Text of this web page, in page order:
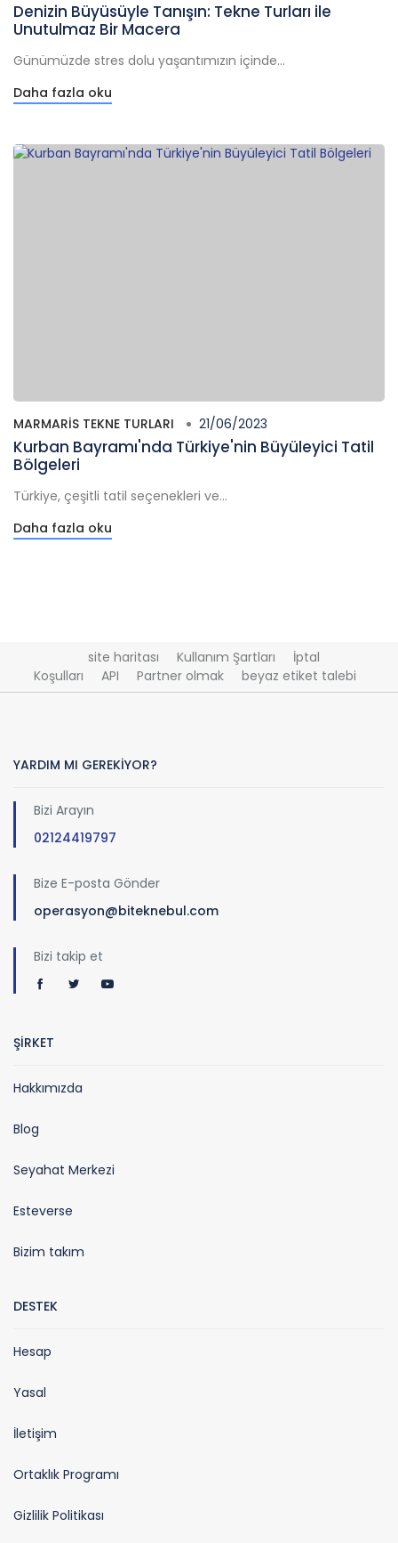
Denizin Büyüsüyle Tanışın: Tekne Turları ile
Unutulmaz Bir Macera
Günümüzde stres dolu yaşantımızın içinde...
Daha fazla oku
MARMARIS TEKNE TURLARI 21/06/2023
Kurban Bayramı'nda Türkiye'nin Büyüleyici Tatil
Bölgeleri
Türkiye, çeşitli tatil seçenekleri ve...
Daha fazla oku
site haritası Kullanım Şartları
İptal
Koşulları
API Partner olmak beyaz etiket talebi
YARDIM MI GEREKİYOR?
Bizi Arayın
02124419797
Bize E-posta Gönder
operasyon@biteknebul.com
Bizi takip et
ŞİRKET
Hakkımızda
Blog
Seyahat Merkezi
Esteverse
Bizim takım
DESTEK
Hesap
Yasal
İletişim
Ortaklık Programı
Gizlilik Politikası